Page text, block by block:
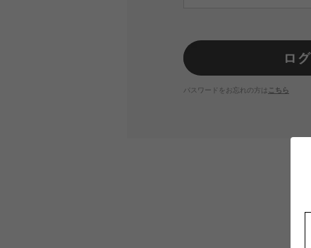
パスワードをお忘れの方は こちら